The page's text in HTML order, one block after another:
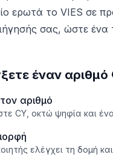
ερωτά το VIES σε
σας, ώστε ένα
έναν
αριθμό
CY, οκτώ ψηφία και
ελέγχει τη δομή